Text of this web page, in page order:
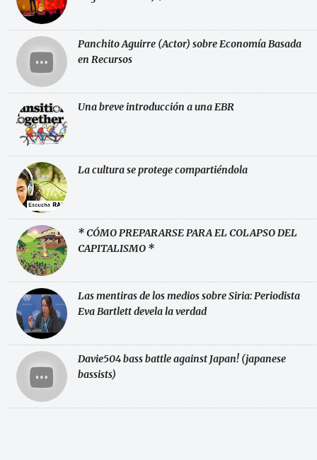
Panchito Aguirre (Actor) sobre Economía Basada
en Recursos
Una breve introducción a una EBR
La cultura se protege compartiéndola
* CÓMO PREPARARSE PARA EL COLAPSO DEL
CAPITALISMO *
Las mentiras de los medios sobre Siria: Periodista
Eva Bartlett devela la verdad
Davie504 bass battle against Japan! (japanese
bassists)